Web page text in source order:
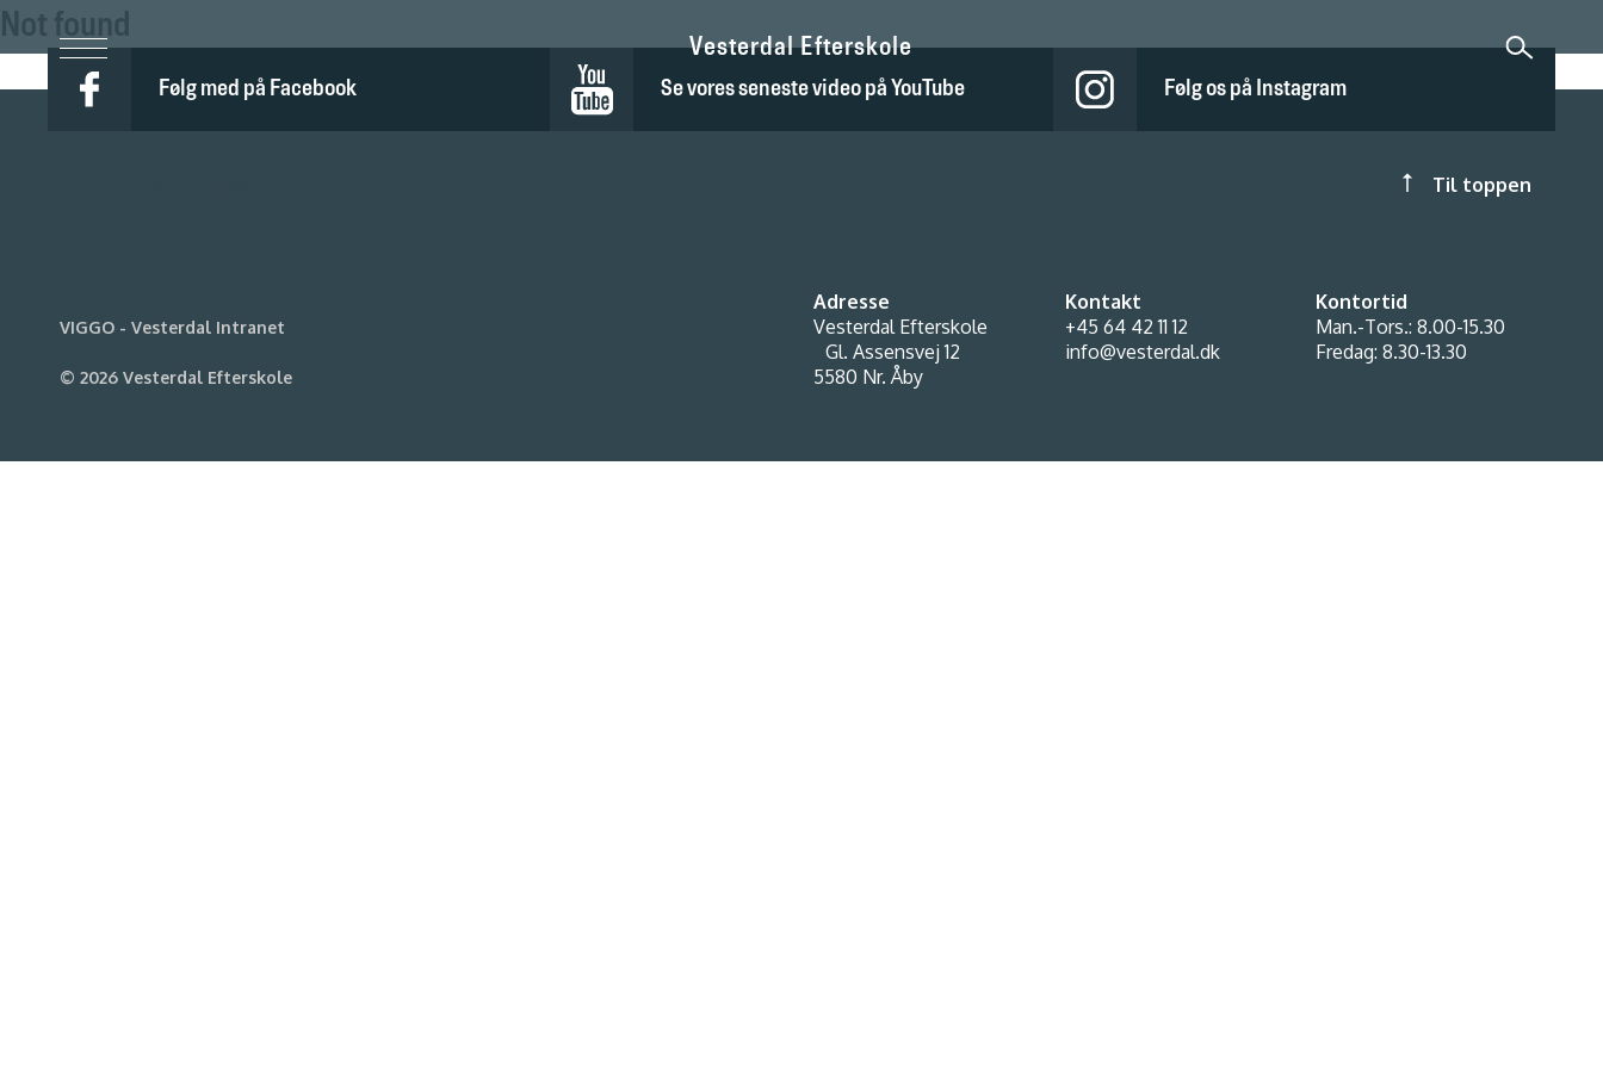
Vesterdal Efterskole
Not found
Følg med på Facebook Se vores seneste video på YouTube Følg os på Instagram
Til toppen
VIGGO - Vesterdal Intranet
© 2026 Vesterdal Efterskole
Adresse
Vesterdal Efterskole
Gl. Assensvej 12
5580 Nr. Åby
Kontakt
+45 64 42 11 12
info@vesterdal.dk
Kontortid
Man.-Tors.: 8.00-15.30
Fredag: 8.30-13.30